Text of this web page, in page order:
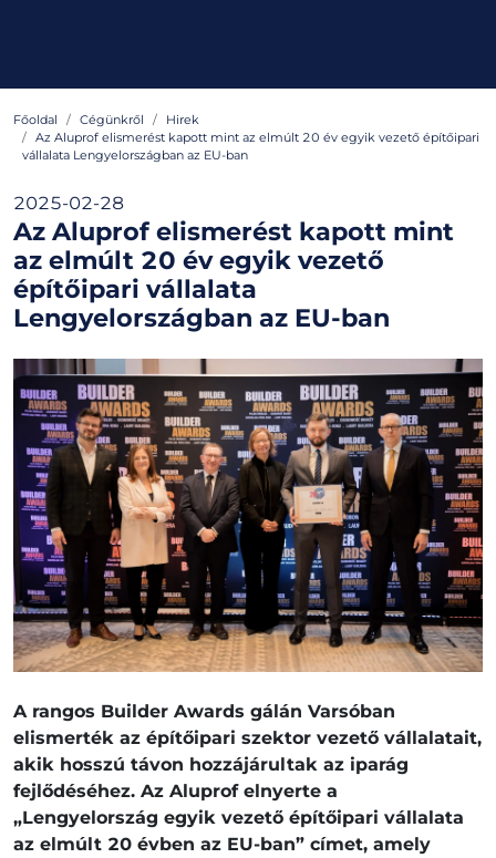
Főoldal Cégünkről
Hirek
Az Aluprof elismerést kapott mint az elmúlt 20 év egyik vezető építőipari
vállalata Lengyelországban az EU-ban
2025-02-28
Az Aluprof elismerést kapott mint
az elmúlt 20 év egyik vezető
építőipari vállalata
Lengyelországban az EU-ban
A rangos Builder Awards gálán Varsóban
elismerték az építőipari szektor vezető vállalatait,
akik hosszú távon hozzájárultak az iparág
fejlődéséhez. Az Aluprof elnyerte a
„Lengyelország egyik vezető építőipari vállalata
az elmúlt 20 évben az EU-ban” címet, amely